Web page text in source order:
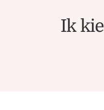
Ik